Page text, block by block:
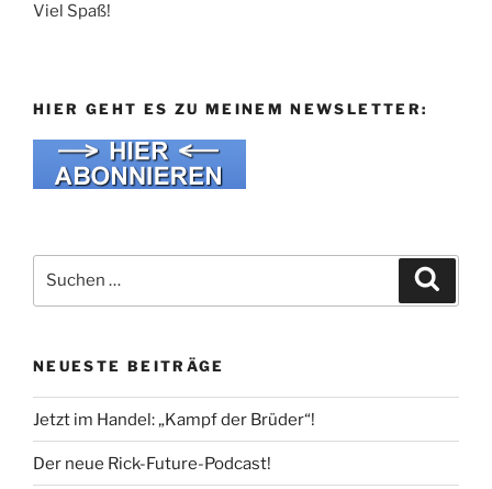
Viel Spaß!
HIER GEHT ES ZU MEINEM NEWSLETTER:
nach:
NEUESTE BEITRÄGE
Jetzt im Handel: „Kampf der Brüder“!
Der neue Rick-Future-Podcast!